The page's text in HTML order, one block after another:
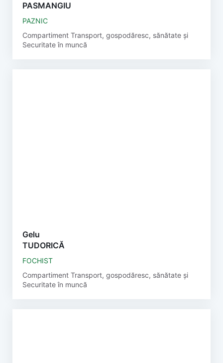
PASMANGIU
PAZNIC
Compartiment Transport, gospodăresc, sănătate și
Securitate în muncă
Gelu
TUDORICĂ
FOCHIST
Compartiment Transport, gospodăresc, sănătate și
Securitate în muncă